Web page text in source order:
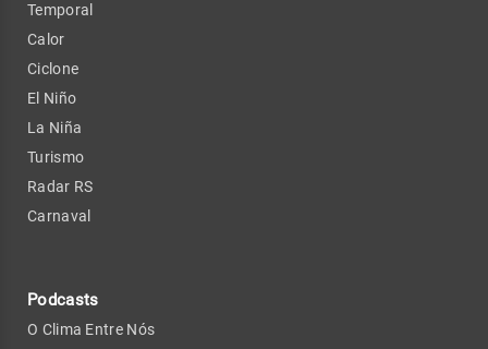
Temporal
Calor
Ciclone
El Niño
La Niña
Turismo
Radar RS
Carnaval
Podcasts
O Clima Entre Nós